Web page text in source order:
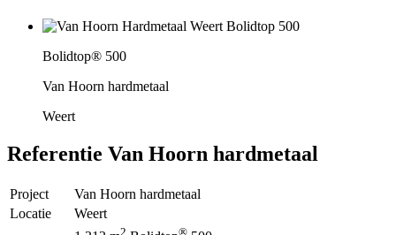
Bolidtop® 500
Van Hoorn hardmetaal
Weert
Referentie Van Hoorn hardmetaal
Project
Van Hoorn hardmetaal
Locatie
Weert
2 ®